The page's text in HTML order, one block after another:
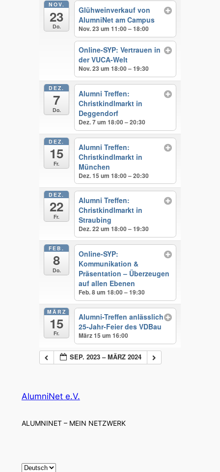
NOV.
23
Do.
Glühweinverkauf von
AlumniNet am Campus
Nov. 23 um 11:00 – 18:00
Online-SYP: Vertrauen in
der VUCA-Welt
Nov. 23 um 18:00 – 19:30
DEZ.
7
Do.
Alumni Treffen:
Christkindlmarkt in
Deggendorf
Dez. 7 um 18:00 – 20:30
DEZ.
15
Fr.
Alumni Treffen:
Christkindlmarkt in
München
Dez. 15 um 18:00 – 20:30
DEZ.
22
Fr.
Alumni Treffen:
Christkindlmarkt in
Straubing
Dez. 22 um 18:00 – 19:30
FEB.
8
Do.
Online-SYP:
Kommunikation &
Präsentation – Überzeugen
auf allen Ebenen
Feb. 8 um 18:00 – 19:30
MÄRZ
15
Fr.
Alumni-Treffen anlässlich
25-Jahr-Feier des VDBau
März 15 um 16:00
SEP. 2023 – MÄRZ 2024
AlumniNet e.V.
ALUMNINET – MEIN NETZWERK
S